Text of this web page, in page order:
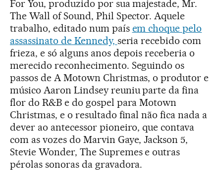
For You, produzido por sua majestade, Mr.
The Wall of Sound, Phil Spector. Aquele
trabalho, editado num país em choque pelo
assassinato de Kennedy, seria recebido com
frieza, e só alguns anos depois receberia o
merecido reconhecimento. Seguindo os
passos de A Motown Christmas, o produtor e
músico Aaron Lindsey reuniu parte da fina
flor do R&B e do gospel para Motown
Christmas, e o resultado final não fica nada a
dever ao antecessor pioneiro, que contava
com as vozes do Marvin Gaye, Jackson 5,
Stevie Wonder, The Supremes e outras
pérolas sonoras da gravadora.